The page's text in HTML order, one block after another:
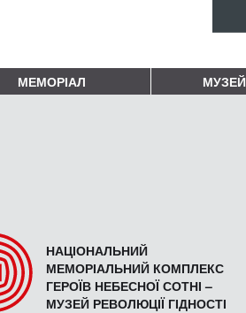
МЕМОРІАЛ МУЗЕЙ
НАЦІОНАЛЬНИЙ
МЕМОРІАЛЬНИЙ КОМПЛЕКС
ГЕРОЇВ НЕБЕСНОЇ СОТНІ –
МУЗЕЙ РЕВОЛЮЦІЇ ГІДНОСТІ